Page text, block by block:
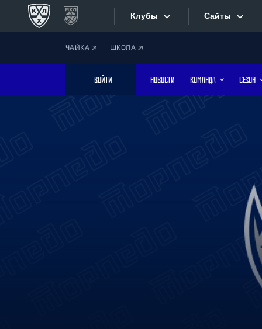
Клубы
Дивизион Боброва
Лада
Сайты
Фотобанк
ЧАЙКА ШКОЛА
ВОЙТИ НОВОСТИ КОМАНДА СЕЗОН